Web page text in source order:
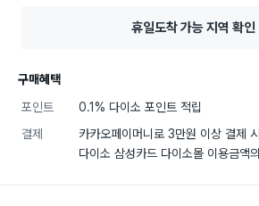
휴일도착 가능 지역 확인
구매혜택
포인트
0.1% 다이소 포인트 적립
결제
카카오페이머니로 3만원 이상 결제
다이소 삼성카드 다이소몰 이용금액